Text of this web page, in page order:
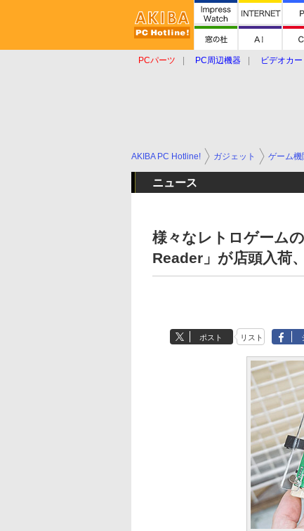
PCパーツ PC周辺機器 ビデオカー
AKIBA PC Hotline! ガジェット ゲーム機
ニュース
様々なレトロゲーム
Reader」が店頭入荷
ポスト リスト